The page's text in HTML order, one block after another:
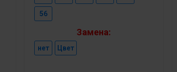
56
Замена:
нет Цвет